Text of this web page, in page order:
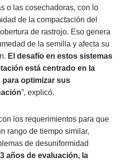
o las cosechadoras, con lo
de la compactación del
de rastrojo. Eso genera
de la semilla y afecta su
El desafío en estos sistemas
está centrado en la
optimizar sus
”, explicó.
los requerimientos para que
rango de tiempo similar,
de desuniformidad
años de evaluación, la